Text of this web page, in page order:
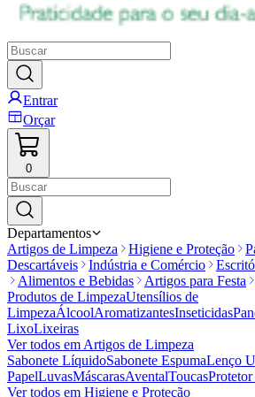
Entrar
Orçar
0
Departamentos
Artigos de Limpeza
Higiene e Proteção
Descartáveis
Indústria e Comércio
Alimentos e Bebidas
Artigos para Festa
Produtos de LimpezaUtensílios de
LimpezaÁlcoolAromatizantesInseticidas
LixoLixeiras
Ver todos em Artigos de Limpeza
Sabonete LíquidoSabonete EspumaLenço
PapelLuvasMáscarasAventalToucas
Ver todos em Higiene e Proteção